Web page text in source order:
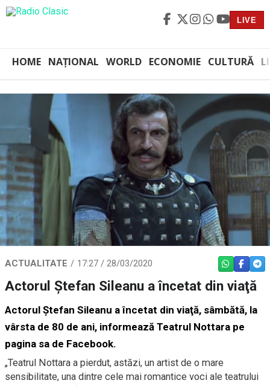
LIVE
HOME NAȚIONAL WORLD ECONOMIE CULTURĂ
ACTUALITATE 17:27 / 28/03/2020 WHATSAPP
Actorul Ştefan Sileanu a încetat din viaţă
Actorul Ştefan Sileanu a încetat din viaţă, sâmbătă, la
vârsta de 80 de ani, informează Teatrul Nottara pe
pagina sa de Facebook.
„Teatrul Nottara a pierdut, astăzi, un artist de o mare
sensibilitate, una dintre cele mai romantice voci ale teatrului